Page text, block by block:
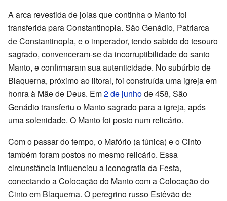
A arca revestida de joias que continha o Manto foi
transferida para Constantinopla. São Genádio, Patriarca
de Constantinopla, e o imperador, tendo sabido do tesouro
sagrado, convenceram-se da incorruptibilidade do santo
Manto, e confirmaram sua autenticidade. No subúrbio de
Blaquerna, próximo ao litoral, foi construída uma igreja em
honra à Mãe de Deus. Em2 de junhode 458, São
Genádio transferiu o Manto sagrado para a igreja, após
uma solenidade. O Manto foi posto num relicário.
Com o passar do tempo, o Mafório (a túnica) e o Cinto
também foram postos no mesmo relicário. Essa
circunstância influenciou a iconografia da Festa,
conectando a Colocação do Manto com a Colocação do
Cinto em Blaquerna. O peregrino russo Estêvão de